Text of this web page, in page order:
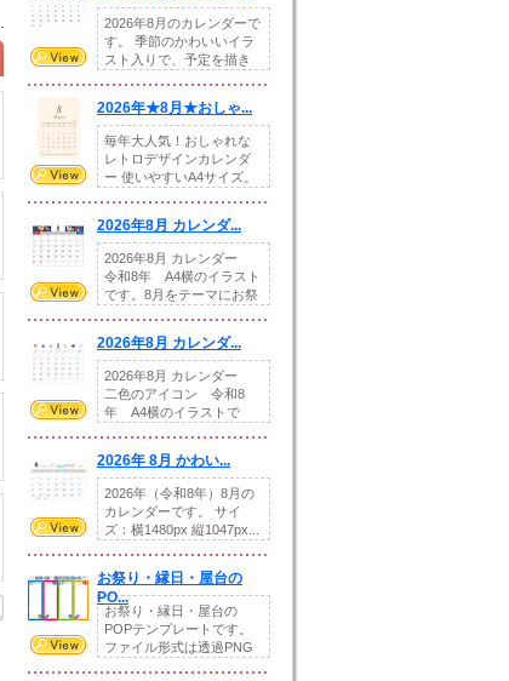
2026年8月のカレンダーで
す。 季節のかわいいイラ
スト入りで、予定を描き
2026年★8月★おしゃ...
毎年大人気！おしゃれな
レトロデザインカレンダ
ー 使いやすいA4サイズ。
2026年8月 カレンダ...
2026年8月 カレンダー
令和8年 A4横のイラスト
です。8月をテーマにお祭
2026年8月 カレンダ...
2026年8月 カレンダー
二色のアイコン 令和8
年 A4横のイラストで
2026年 8月 かわい...
2026年（令和8年）8月の
カレンダーです。 サイ
ズ：横1480px 縦1047px...
お祭り・縁日・屋台の
PO...
お祭り・縁日・屋台の
POPテンプレートです。
ファイル形式は透過PNG